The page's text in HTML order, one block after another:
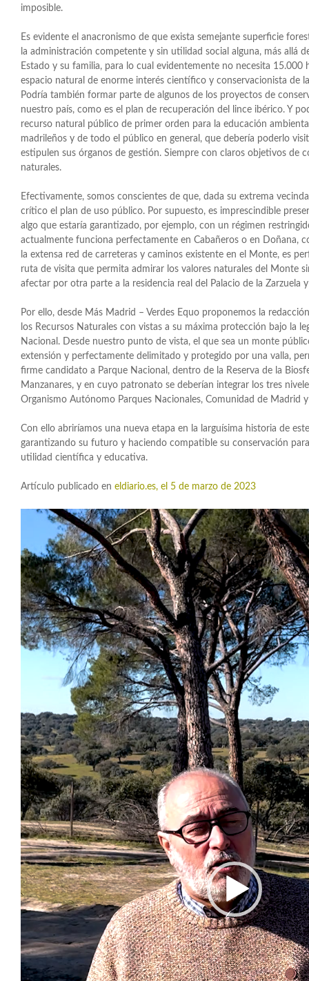
imposible.
Es evidente el anacronismo de que exista semejante superficie
la administración competente y sin utilidad social alguna, más allá
Estado y su familia, para lo cual evidentemente no necesita 15.000
espacio natural de enorme interés científico y conservacionista de
Podría también formar parte de algunos de los proyectos de
nuestro país, como es el plan de recuperación del lince ibérico. Y
recurso natural público de primer orden para la educación
madrileños y de todo el público en general, que debería poderlo
estipulen sus órganos de gestión. Siempre con claros objetivos de
naturales.
Efectivamente, somos conscientes de que, dada su extrema
crítico el plan de uso público. Por supuesto, es imprescindible
algo que estaría garantizado, por ejemplo, con un régimen
actualmente funciona perfectamente en Cabañeros o en Doñana,
la extensa red de carreteras y caminos existente en el Monte, es
ruta de visita que permita admirar los valores naturales del Monte
afectar por otra parte a la residencia real del Palacio de la Zarzuela
Por ello, desde Más Madrid – Verdes Equo proponemos la
los Recursos Naturales con vistas a su máxima protección bajo la
Nacional. Desde nuestro punto de vista, el que sea un monte
extensión y perfectamente delimitado y protegido por una valla,
firme candidato a Parque Nacional, dentro de la Reserva de la
Manzanares, y en cuyo patronato se deberían integrar los tres
Organismo Autónomo Parques Nacionales, Comunidad de Madrid
Con ello abriríamos una nueva etapa en la larguísima historia de
garantizando su futuro y haciendo compatible su conservación
utilidad científica y educativa.
Artículo publicado en eldiario.es, el 5 de marzo de 2023
Reproductor